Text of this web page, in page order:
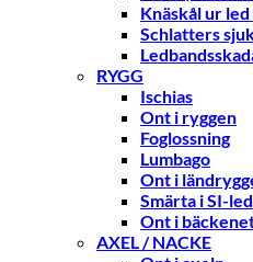
Knäskål ur
Schlatters
RYGG
Ischias
Ont i ryggen
Foglossning
Lumbago
Ont i
Smärta i SI-
Ont i
AXEL / NACKE